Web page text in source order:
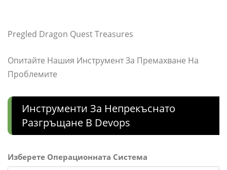
Pregled Dragon Quest Treasures
Опитайте Нашия Инструмент За Премахване На
Проблемите
Инструменти За Непрекъснато
Разгръщане В Devops
Изберете Операционната Система